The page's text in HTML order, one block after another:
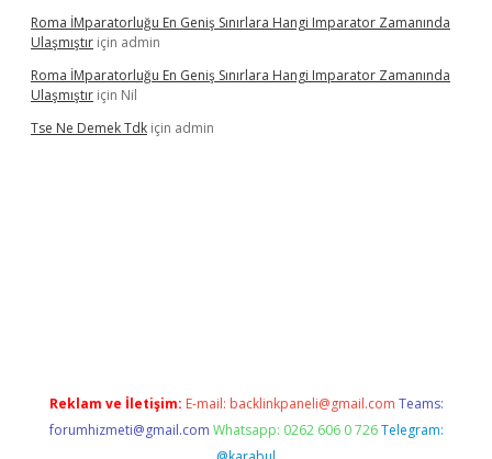
Roma İMparatorluğu En Geniş Sınırlara Hangi Imparator Zamanında
Ulaşmıştır için admin
Roma İMparatorluğu En Geniş Sınırlara Hangi Imparator Zamanında
Ulaşmıştır için Nil
Tse Ne Demek Tdk için admin
Reklam ve İletişim: E-mail: backlinkpaneli@gmail.com Teams:
forumhizmeti@gmail.com Whatsapp: 0262 606 0 726 Telegram: